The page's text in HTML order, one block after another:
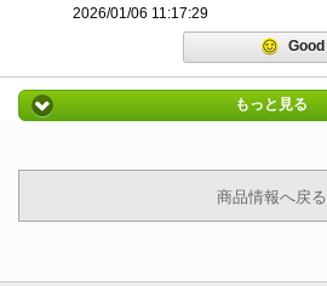
2026/01/06 11:17:29
Good
もっと見る
商品情報へ戻る